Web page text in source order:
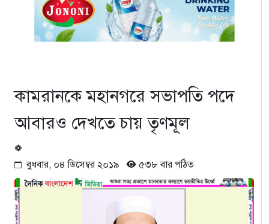
কামরানকে মহানগরে সভাপতি পদে
আবারও দেখতে চায় তৃণমূল
বুধবার, ০৪ ডিসেম্বর ২০১৯ ৫৩৮ বার পঠিত